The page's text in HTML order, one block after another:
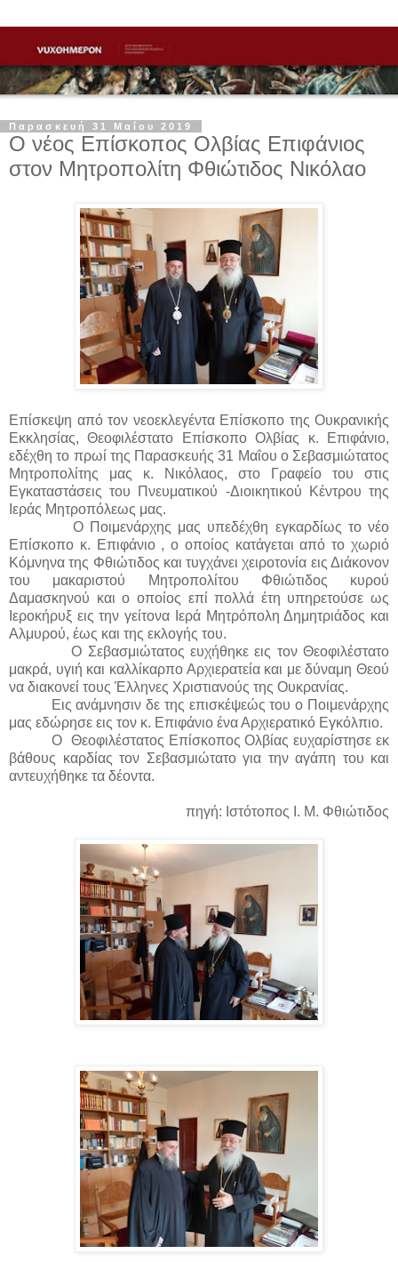
Παρασκευή 31 Μαΐου 2019
Ο νέος Επίσκοπος Ολβίας Επιφάνιος
στον Μητροπολίτη Φθιώτιδος Νικόλαο
Επίσκεψη από τον νεοεκλεγέντα Επίσκοπο της Ουκρανικής
Εκκλησίας, Θεοφιλέστατο Επίσκοπο Ολβίας κ. Επιφάνιο,
εδέχθη το πρωί της Παρασκευής 31 Μαΐου ο Σεβασμιώτατος
Μητροπολίτης μας κ. Νικόλαος, στο Γραφείο του στις
Εγκαταστάσεις του Πνευματικού -Διοικητικού Κέντρου της
Ιεράς Μητροπόλεως μας.
Ο Ποιμενάρχης μας υπεδέχθη εγκαρδίως το νέο
Επίσκοπο κ. Επιφάνιο , ο οποίος κατάγεται από το χωριό
Κόμνηνα της Φθιώτιδος και τυγχάνει χειροτονία εις Διάκονον
του μακαριστού Μητροπολίτου Φθιώτιδος κυρού
Δαμασκηνού και ο οποίος επί πολλά έτη υπηρετούσε ως
Ιεροκήρυξ εις την γείτονα Ιερά Μητρόπολη Δημητριάδος και
Αλμυρού, έως και της εκλογής του.
Ο Σεβασμιώτατος ευχήθηκε εις τον Θεοφιλέστατο
μακρά, υγιή και καλλίκαρπο Αρχιερατεία και με δύναμη Θεού
να διακονεί τους Έλληνες Χριστιανούς της Ουκρανίας.
Εις ανάμνησιν δε της επισκέψεώς του ο Ποιμενάρχης
μας εδώρησε εις τον κ. Επιφάνιο ένα Αρχιερατικό Εγκόλπιο.
Ο Θεοφιλέστατος Επίσκοπος Ολβίας ευχαρίστησε εκ
βάθους καρδίας τον Σεβασμιώτατο για την αγάπη του και
αντευχήθηκε τα δέοντα.
πηγή: Ιστότοπος Ι. Μ. Φθιώτιδος